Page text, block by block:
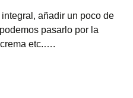
añadir un poco de
pasarlo por la
etc.….